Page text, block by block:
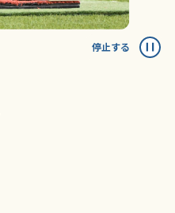
停止する